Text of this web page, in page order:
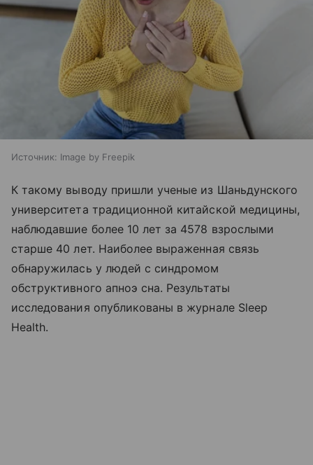
Источник: Image by Freepik
К такому выводу пришли ученые из Шаньдунского
университета традиционной китайской медицины,
наблюдавшие более 10 лет за 4578 взрослыми
старше 40 лет. Наиболее выраженная связь
обнаружилась у людей с синдромом
обструктивного апноэ сна. Результаты
исследования опубликованы в журнале Sleep
Health.